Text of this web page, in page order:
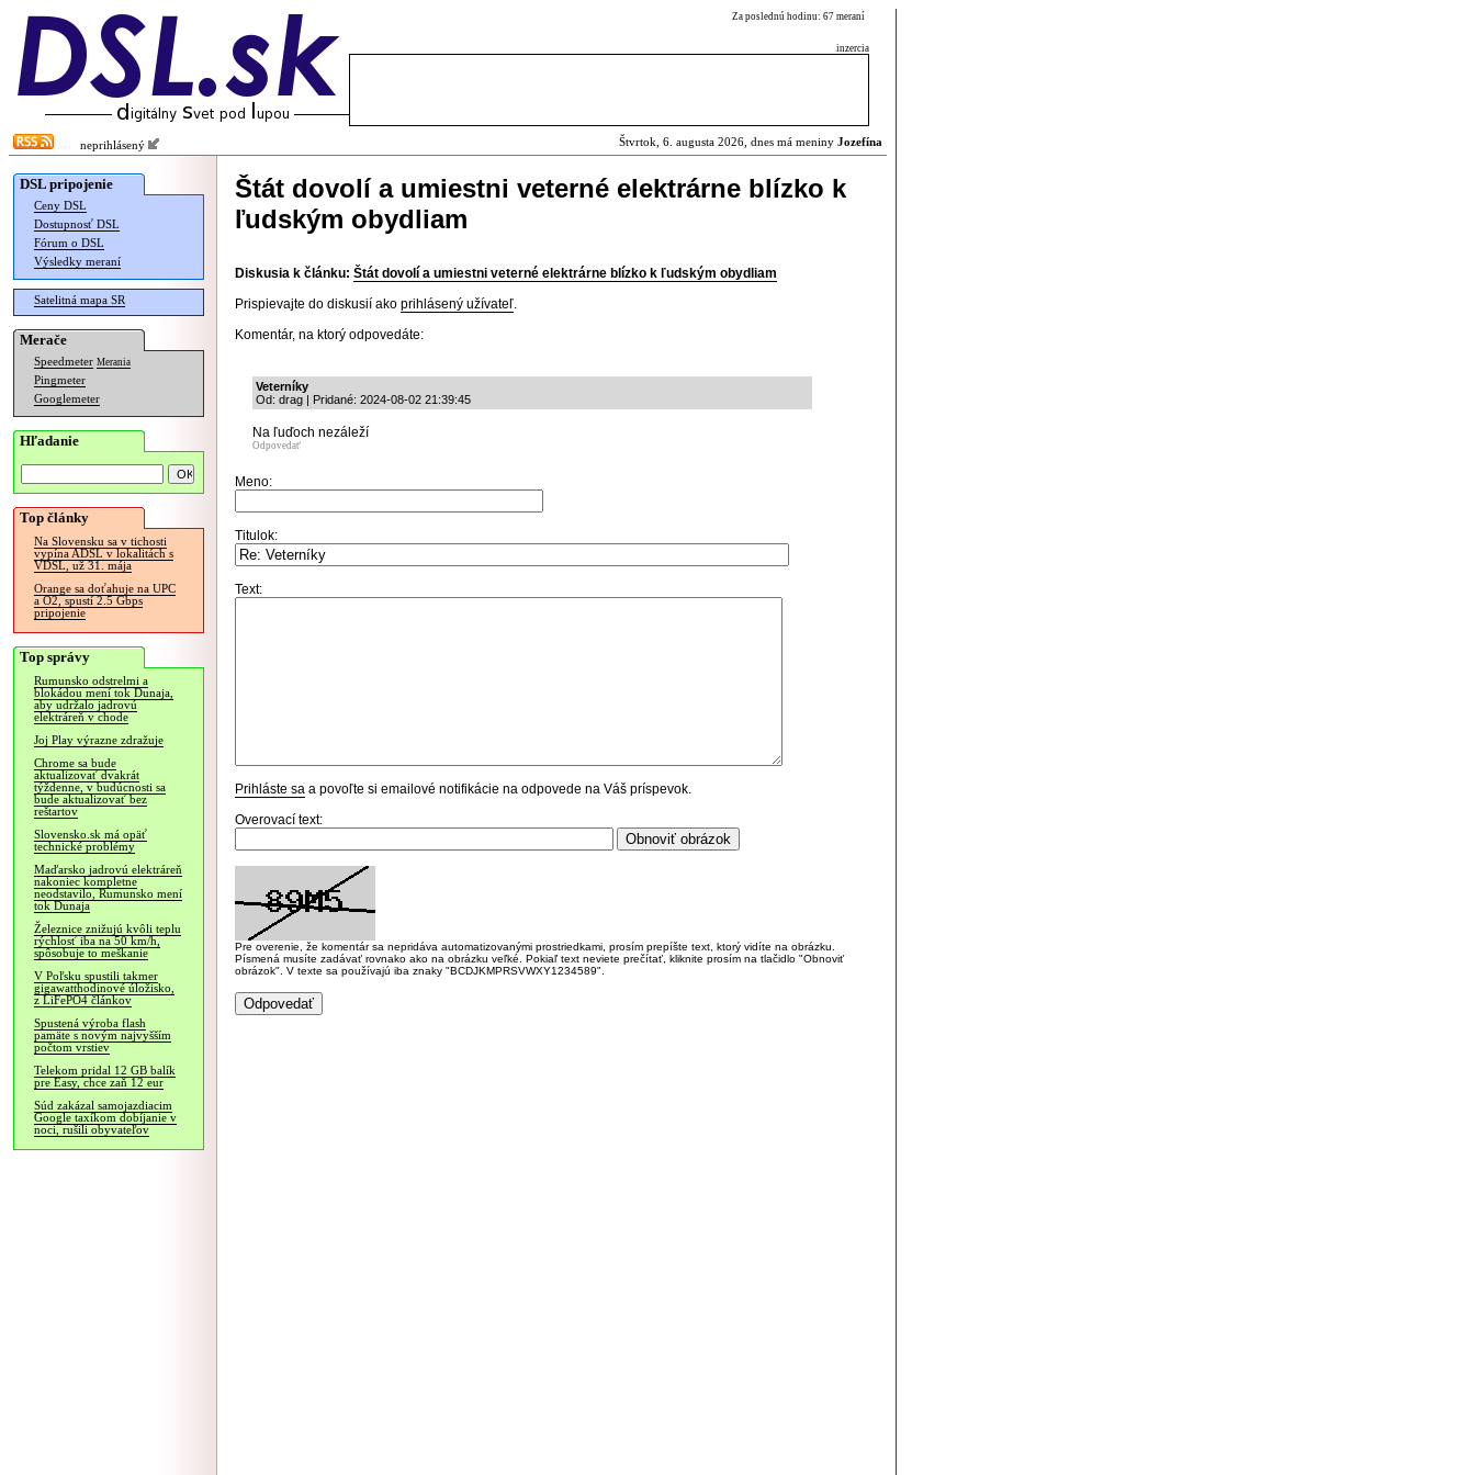
Za poslednú hodinu: 67 meraní
inzercia
neprihlásený Štvrtok, 6. augusta 2026, dnes má meniny Jozefína
DSL pripojenie
Ceny DSL
Dostupnosť DSL
Fórum o DSL
Výsledky meraní
Satelitná mapa SR
Merače
Speedmeter Merania
Pingmeter
Googlemeter
Hľadanie
Top články
Na Slovensku sa v tichosti
vypína ADSL v lokalitách s
VDSL, už 31. mája
Orange sa doťahuje na UPC
a O2, spustí 2.5 Gbps
pripojenie
Top správy
Rumunsko odstrelmi a
blokádou mení tok Dunaja,
aby udržalo jadrovú
elektráreň v chode
Joj Play výrazne zdražuje
Chrome sa bude
aktualizovať dvakrát
týždenne, v budúcnosti sa
bude aktualizovať bez
reštartov
Slovensko.sk má opäť
technické problémy
Maďarsko jadrovú elektráreň
nakoniec kompletne
neodstavilo, Rumunsko mení
tok Dunaja
Železnice znižujú kvôli teplu
rýchlosť iba na 50 km/h,
spôsobuje to meškanie
V Poľsku spustili takmer
gigawatthodinové úložisko,
z LiFePO4 článkov
Spustená výroba flash
pamäte s novým najvyšším
počtom vrstiev
Telekom pridal 12 GB balík
pre Easy, chce zaň 12 eur
Súd zakázal samojazdiacim
Google taxíkom dobíjanie v
noci, rušili obyvateľov
Štát dovolí a umiestni veterné elektrárne blízko k
ľudským obydliam
Diskusia k článku: Štát dovolí a umiestni veterné elektrárne blízko k ľudským obydliam
Prispievajte do diskusií ako prihlásený užívateľ.
Komentár, na ktorý odpovedáte:
Veterníky
Od: drag | Pridané: 2024-08-02 21:39:45
Na ľuďoch nezáleží
Odpovedať
Meno:
Titulok:
Text:
Prihláste sa a povoľte si emailové notifikácie na odpovede na Váš príspevok.
Overovací text:
Pre overenie, že komentár sa nepridáva automatizovanými prostriedkami, prosím prepíšte text, ktorý vidíte na obrázku.
Písmená musíte zadávať rovnako ako na obrázku veľké. Pokiaľ text neviete prečítať, kliknite prosím na tlačidlo "Obnoviť
obrázok". V texte sa používajú iba znaky "BCDJKMPRSVWXY1234589".